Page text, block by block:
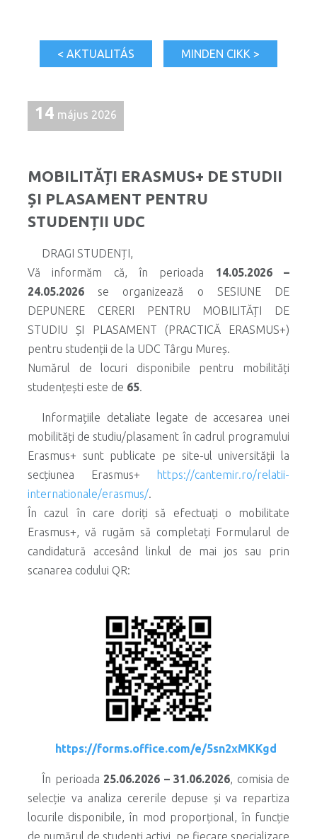
< AKTUALITÁS MINDEN CIKK >
14 május 2026
MOBILITĂȚI ERASMUS+ DE STUDII
ȘI PLASAMENT PENTRU
STUDENȚII UDC
DRAGI STUDENȚI,
Vă informăm că, în perioada 14.05.2026 –
24.05.2026 se organizează o SESIUNE DE
DEPUNERE CERERI PENTRU MOBILITĂȚI DE
STUDIU ȘI PLASAMENT (PRACTICĂ ERASMUS+)
pentru studenții de la UDC Târgu Mureș.
Numărul de locuri disponibile pentru mobilități
studențești este de 65.
Informațiile detaliate legate de accesarea unei
mobilități de studiu/plasament în cadrul programului
Erasmus+ sunt publicate pe site-ul universității la
secțiunea Erasmus+
https://cantemir.ro/relatii-
internationale/erasmus/.
În cazul în care doriți să efectuați o mobilitate
Erasmus+, vă rugăm să completați Formularul de
candidatură accesând linkul de mai jos sau prin
scanarea codului QR:
https://forms.office.com/e/5sn2xMKKgd
În perioada 25.06.2026 – 31.06.2026, comisia de
selecție va analiza cererile depuse și va repartiza
locurile disponibile, în mod proporțional, în funcție
de numărul de studenți activi, pe fiecare specializare